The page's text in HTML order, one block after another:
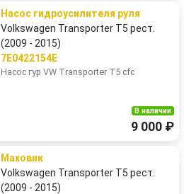
Насос гидроусилителя руля
Volkswagen Transporter T5 рест.
(2009 - 2015)
7E0422154E
Насос гур VW Transporter T5 cfc
В наличии
9 000 ₽
Маховик
Volkswagen Transporter T5 рест.
(2009 - 2015)